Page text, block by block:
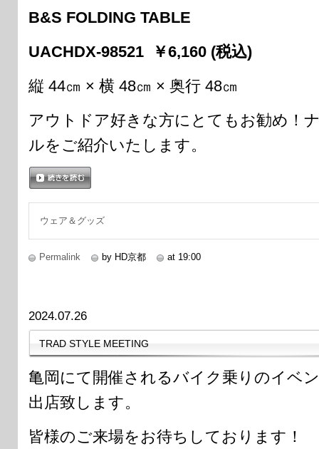
B&S FOLDING TABLE
UACHDX-98521 ￥6,160 (税込)
縦 44㎝ × 横 48㎝ × 奥行 48㎝
アウトドア好きな方にとてもお勧め！
ルをご紹介いたします。
ウェア＆グッズ
Permalink by HD京都 at 19:00
2024.07.26
TRAD STYLE MEETING
亀岡にて開催されるバイク乗りのイベ
出店致します。
皆様のご来場をお待ちしております！